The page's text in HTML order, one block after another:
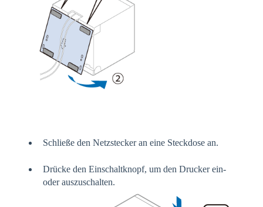
Schließe den Netzstecker an eine Steckdose an.
Drücke den Einschaltknopf, um den Drucker ein-
oder auszuschalten.